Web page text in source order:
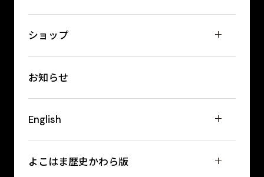
ショップ
お知らせ
English
よこはま歴史かわら版